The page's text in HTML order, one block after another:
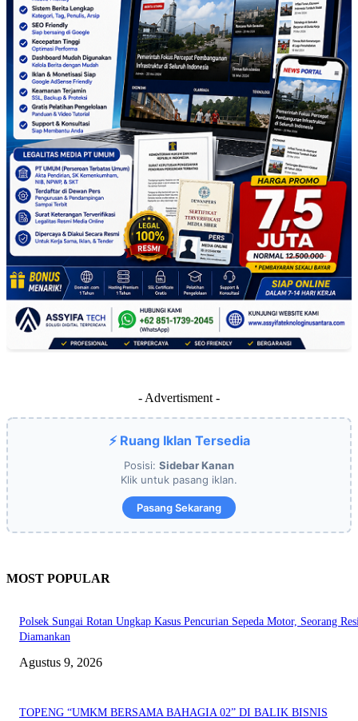
- Advertisment -
⚡ Ruang Iklan Tersedia
Posisi: Sidebar Kanan
Klik untuk pasang iklan.
Pasang Sekarang
MOST POPULAR
Polsek Sungai Rotan Ungkap Kasus Pencurian Sepeda Motor, Seorang
Diamankan
Agustus 9, 2026
TOPENG “UMKM BERSAMA BAHAGIA 02” DI BALIK BISNIS